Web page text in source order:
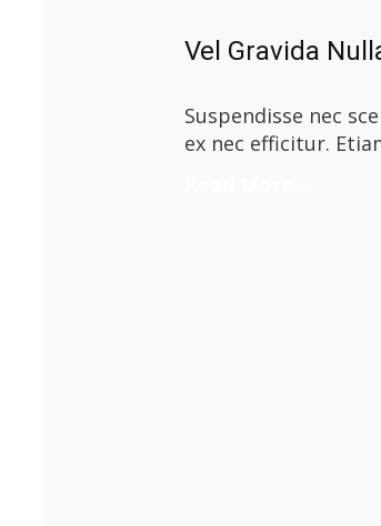
Vel Gravida
Suspendisse nec
ex nec efficitur.